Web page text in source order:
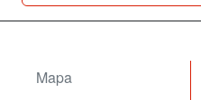
Mapa